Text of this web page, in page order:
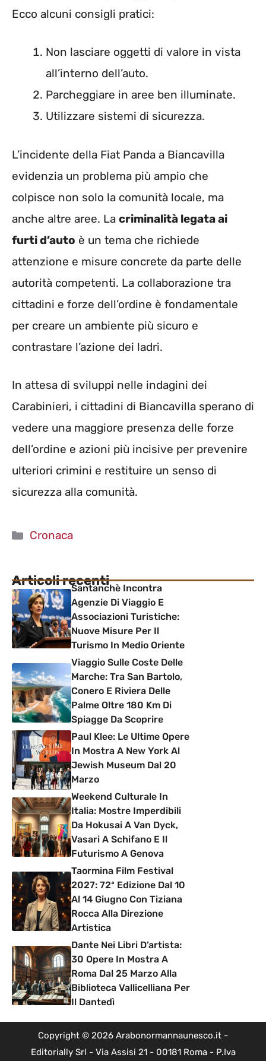
Ecco alcuni consigli pratici:
Non lasciare oggetti di valore in vista
all’interno dell’auto.
Parcheggiare in aree ben illuminate.
Utilizzare sistemi di sicurezza.
L’incidente della Fiat Panda a Biancavilla
evidenzia un problema più ampio che
colpisce non solo la comunità locale, ma
anche altre aree. La criminalità legata ai
furti d’auto è un tema che richiede
attenzione e misure concrete da parte delle
autorità competenti. La collaborazione tra
cittadini e forze dell’ordine è fondamentale
per creare un ambiente più sicuro e
contrastare l’azione dei ladri.
In attesa di sviluppi nelle indagini dei
Carabinieri, i cittadini di Biancavilla sperano di
vedere una maggiore presenza delle forze
dell’ordine e azioni più incisive per prevenire
ulteriori crimini e restituire un senso di
sicurezza alla comunità.
Categorie
Cronaca
Articoli recentiSantanchè Incontra
Agenzie Di Viaggio E
Associazioni Turistiche:
Nuove Misure Per Il
Turismo In Medio Oriente
Viaggio Sulle Coste Delle
Marche: Tra San Bartolo,
Conero E Riviera Delle
Palme Oltre 180 Km Di
Spiagge Da Scoprire
Paul Klee: Le Ultime Opere
In Mostra A New York Al
Jewish Museum Dal 20
Marzo
Weekend Culturale In
Italia: Mostre Imperdibili
Da Hokusai A Van Dyck,
Vasari A Schifano E Il
Futurismo A Genova
Taormina Film Festival
2027: 72ª Edizione Dal 10
Al 14 Giugno Con Tiziana
Rocca Alla Direzione
Artistica
Dante Nei Libri D’artista:
30 Opere In Mostra A
Roma Dal 25 Marzo Alla
Biblioteca Vallicelliana Per
Il Dantedì
Copyright © 2026 Arabonormannaunesco.it -
Editorially Srl - Via Assisi 21 - 00181 Roma - P.Iva